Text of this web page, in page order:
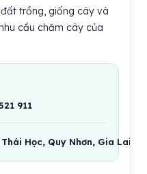
trồng, giống cây và
cầu chăm cây của
911
Thái Học, Quy Nhơn, Gia Lai,